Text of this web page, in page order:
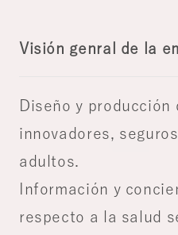
Visión genral de la
Diseño y producción
innovadores,
adultos.
Información y
respecto a la salud